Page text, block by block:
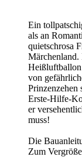
Ein
als an
quietschrosa
Märchenland.
Heißluftballon
von
Prinzenzehen
Erste-Hilfe-
er
muss!
Die
Zum